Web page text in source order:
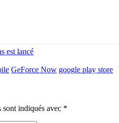
est lancé
GeForce Now google play store
sont indiqués avec *